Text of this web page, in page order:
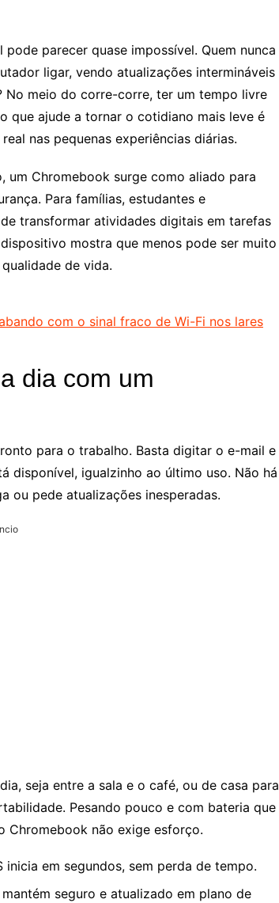
parecer quase impossível. Quem nunca
ligar, vendo atualizações intermináveis
meio do corre-corre, ter um tempo livre
que ajude a tornar o cotidiano mais leve é
nas pequenas experiências diárias.
um Chromebook surge como aliado para
Para famílias, estudantes e
transformar atividades digitais em tarefas
mostra que menos pode ser muito
de vida.
com o sinal fraco de Wi-Fi nos lares
dia com um
para o trabalho. Basta digitar o e-mail e
disponível, igualzinho ao último uso. Não há
ou pede atualizações inesperadas.
seja entre a sala e o café, ou de casa para
Pesando pouco e com bateria que
Chromebook não exige esforço.
inicia em segundos, sem perda de tempo.
seguro e atualizado em plano de